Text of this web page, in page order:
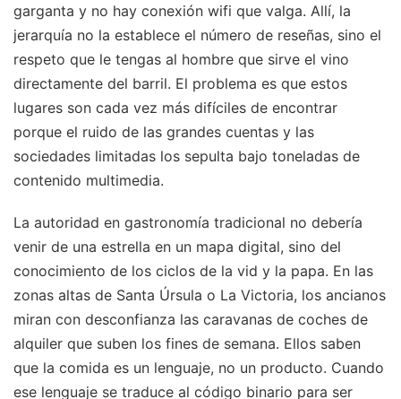
garganta y no hay conexión wifi que valga. Allí, la
jerarquía no la establece el número de reseñas, sino el
respeto que le tengas al hombre que sirve el vino
directamente del barril. El problema es que estos
lugares son cada vez más difíciles de encontrar
porque el ruido de las grandes cuentas y las
sociedades limitadas los sepulta bajo toneladas de
contenido multimedia.
La autoridad en gastronomía tradicional no debería
venir de una estrella en un mapa digital, sino del
conocimiento de los ciclos de la vid y la papa. En las
zonas altas de Santa Úrsula o La Victoria, los ancianos
miran con desconfianza las caravanas de coches de
alquiler que suben los fines de semana. Ellos saben
que la comida es un lenguaje, no un producto. Cuando
ese lenguaje se traduce al código binario para ser